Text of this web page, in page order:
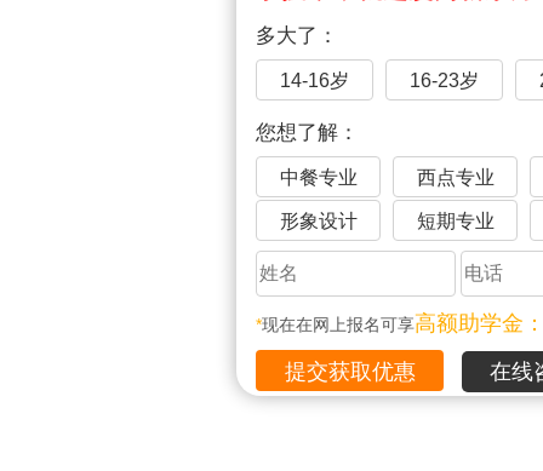
多大了：
14-16岁 16-23岁
您想了解：
中餐专业 西点专业
形象设计 短期专业
*现在在网上报名可享高额助学金
在线